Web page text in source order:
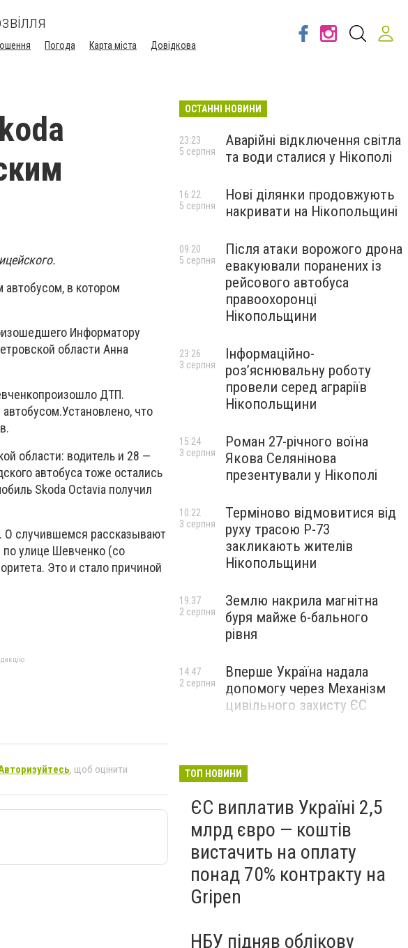
Погода Карта міста Довідкова
в котором
Информатору
области Анна
ДТП.
что
области: водитель и 28 —
автобуса тоже остались
Skoda Octavia получил
О случившемся рассказывают
по улице Шевченко (со
Это и стало причиной
, щоб оцінити
ОСТАННІ НОВИНИ
Аварійні відключення світла
та води сталися у Нікополі
23:23
5 серпня
Нові ділянки продовжують
накривати на Нікопольщині
16:22
5 серпня
Після атаки ворожого дрона
евакуювали поранених із
рейсового автобуса
правоохоронці
Нікопольщини
09:20
5 серпня
Інформаційно-
роз’яснювальну роботу
провели серед аграріїв
Нікопольщини
23:26
3 серпня
Роман 27-річного воїна
Якова Селянінова
презентували у Нікополі
15:24
3 серпня
Терміново відмовитися від
руху трасою Р-73
закликають жителів
Нікопольщини
10:22
3 серпня
Землю накрила магнітна
буря майже 6-бального
рівня
19:37
2 серпня
Вперше Україна надала
допомогу через Механізм
цивільного захисту ЄС
14:47
2 серпня
ТОП НОВИНИ
ЄС виплатив Україні 2,5
млрд євро — коштів
вистачить на оплату
понад 70% контракту на
Gripen
НБУ підняв облікову